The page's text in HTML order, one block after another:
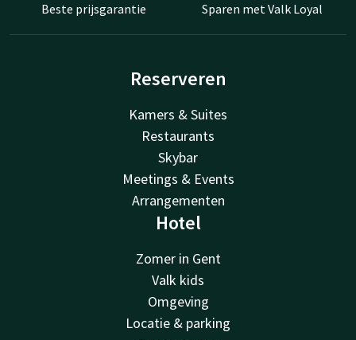
Beste prijsgarantie Sparen met Valk Loyal
Reserveren
Kamers & Suites
Restaurants
Skybar
Meetings & Events
Arrangementen
Hotel
Zomer in Gent
Valk kids
Omgeving
Locatie & parking